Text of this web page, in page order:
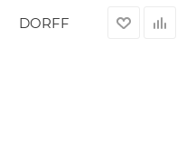
DORFF